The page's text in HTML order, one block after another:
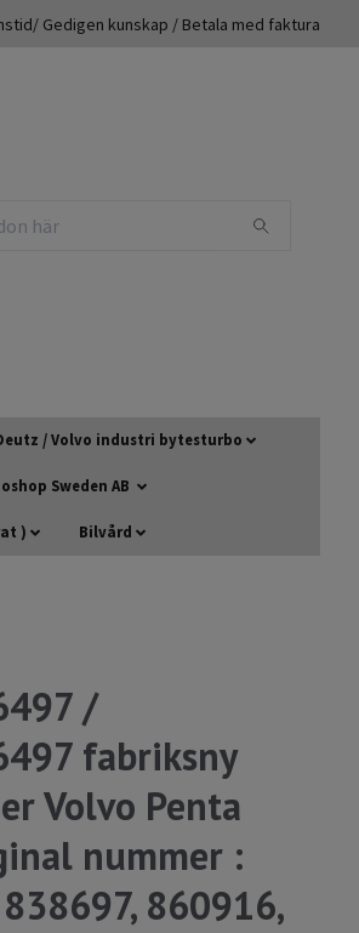
Gedigen kunskap / Betala med faktura
/ Volvo industri bytesturbo
Sweden AB
) Bilvård
/
fabriksny
Volvo Penta
nummer :
860916,